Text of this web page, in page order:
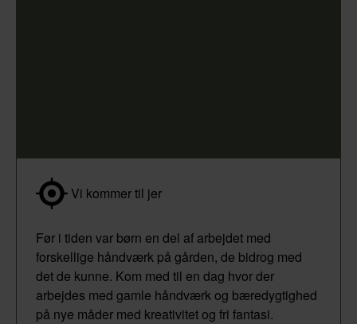
Vi kommer til jer
Før i tiden var børn en del af arbejdet med
forskellige håndværk på gården, de bidrog med
det de kunne. Kom med til en dag hvor der
arbejdes med gamle håndværk og bæredygtighed
på nye måder med kreativitet og fri fantasi.